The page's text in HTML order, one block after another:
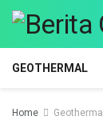
GEOTHERMAL
Home Geothermal